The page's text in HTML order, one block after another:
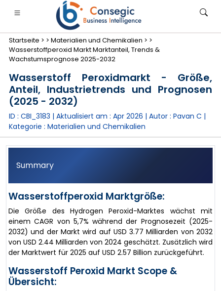
Finanzdienstleistungen und Versicherungen
• Konsumgüter
Startseite > > Materialien und Chemikalien > >
Wasserstoffperoxid Markt Marktanteil, Trends &
Wachstumsprognose 2025-2032
Wasserstoff Peroxidmarkt - Größe,
Anteil, Industrietrends und Prognosen
(2025 - 2032)
ID : CBI_3183 | Aktualisiert am : Apr 2026 | Autor : Pavan C |
Kategorie : Materialien und Chemikalien
Summary
Wasserstoffperoxid Marktgröße:
Die Größe des Hydrogen Peroxid-Marktes wächst mit
einem CAGR von 5,7% während der Prognosezeit (2025-
2032) und der Markt wird auf USD 3.77 Milliarden von 2032
von USD 2.44 Milliarden von 2024 geschätzt. Zusätzlich wird
der Marktwert für 2025 auf USD 2.57 Billion zurückgeführt.
Wasserstoff Peroxid Markt Scope &
Übersicht: